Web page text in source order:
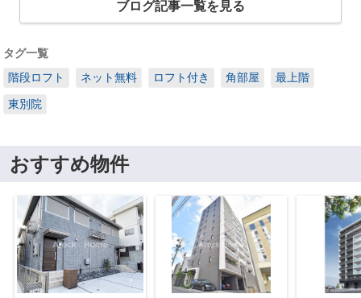
ブログ記事一覧を見る
タグ一覧
階段ロフト
ネット無料 ロフト付き 角部屋 最上階
東別院
おすすめ物件